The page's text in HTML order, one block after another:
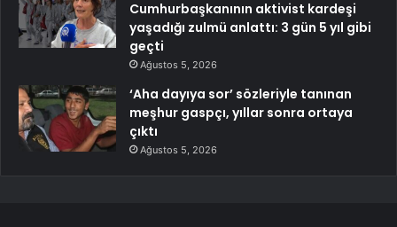
Cumhurbaşkanının aktivist kardeşi
yaşadığı zulmü anlattı: 3 gün 5 yıl gibi
geçti
Ağustos 5, 2026
‘Aha dayıya sor’ sözleriyle tanınan
meşhur gaspçı, yıllar sonra ortaya
çıktı
Ağustos 5, 2026